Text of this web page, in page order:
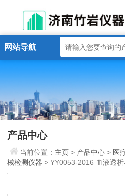
网站导航
产品中心
当前位置： 主页> 产品中心 > 医
械检测仪器 > YY0053-2016 血液透